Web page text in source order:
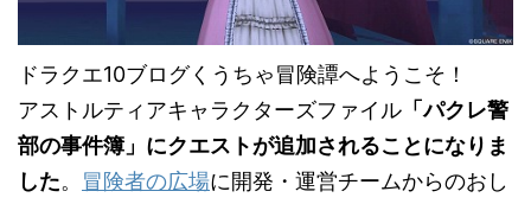
ドラクエ10ブログくうちゃ冒険譚へようこそ！
アストルティアキャラクターズファイル 「パクレ警
部の事件簿」にクエストが追加されることになりま
した。 冒険者の広場に開発・運営チームからのおし